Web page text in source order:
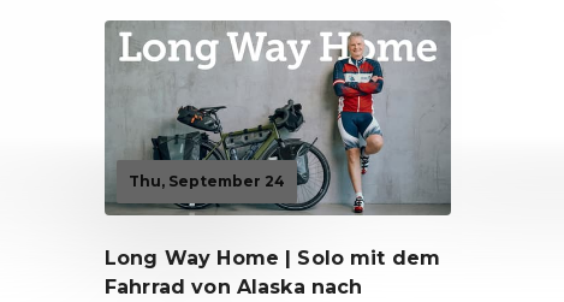
Thu, September 24
Long Way Home | Solo mit dem
Fahrrad von Alaska nach